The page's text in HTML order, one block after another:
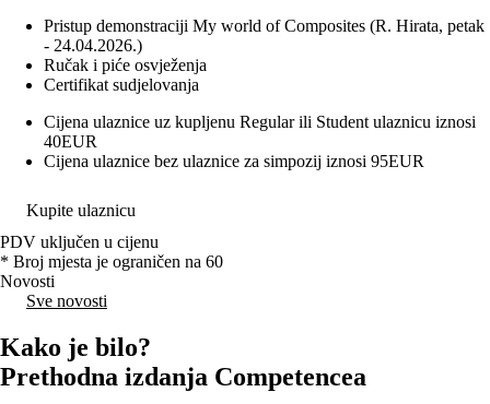
Pristup demonstraciji My world of Composites (R. Hirata, petak
- 24.04.2026.)
Ručak i piće osvježenja
Certifikat sudjelovanja
Cijena ulaznice uz kupljenu Regular ili Student ulaznicu iznosi
40EUR
Cijena ulaznice bez ulaznice za simpozij iznosi 95EUR
Kupite ulaznicu
PDV uključen u cijenu
* Broj mjesta je ograničen na 60
Novosti
Sve novosti
Kako je bilo?
Prethodna izdanja Competencea